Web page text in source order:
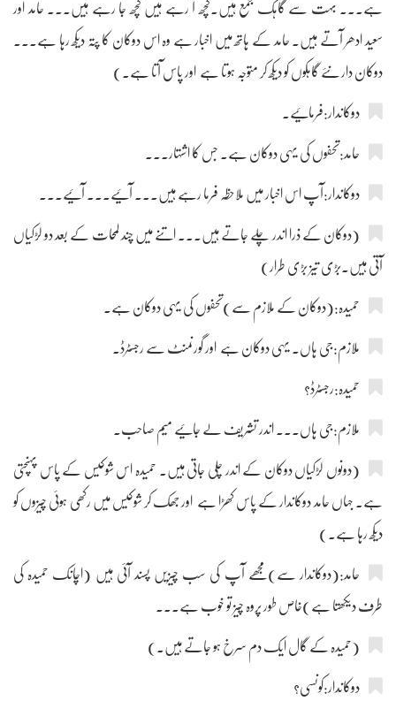
ہے۔۔۔ بہت سے گاہک جمع ہیں۔کچھ آ رہے ہیں کچھ جا رہے ہیں۔۔۔ حامد اور
سعید ادھر آتے ہیں۔ حامد کے ہاتھ میں اخبار ہے وہ اس دوکان کا پتہ دیکھ رہا ہے۔۔۔
دوکان دار نئے گاہکوں کو دیکھ کر متوجہ ہوتا ہے اور پاس آتا ہے۔)
دوکاندار:فرمائیے۔
حامد:تحفوں کی یہی دوکان ہے۔ جس کا اشتہار۔۔۔
دوکاندار:آپ اس اخبار میں ملاحظہ فرما رہے ہیں۔۔۔ آئیے۔۔۔ آئیے۔۔۔
(دوکان کے ذرا اندر چلے جاتے ہیں۔۔۔ اتنے میں چند لمحات کے بعد دو لڑکیاں
آتی ہیں۔بڑی تیز بڑی طرار)
حمیدہ:(دوکان کے ملازم سے)تحفوں کی یہی دوکان ہے۔
ملازم:جی ہاں۔ یہی دوکان ہے اور گورنمنٹ سے رجسٹرڈ۔
حمیدہ:رجسٹرڈ؟
ملازم:جی ہاں۔۔۔ اندر تشریف لے جائیے میم صاحب۔
(دونوں لڑکیاں دوکان کے اندر چلی جاتی ہیں۔ حمیدہ اس شوکیس کے پاس پہنچتی
ہے۔ جہاں حامد دوکاندار کے پاس کھڑا ہے اور جھک کر شوکیس میں رکھی ہوئی چیزوں کو
دیکھ رہا ہے۔)
حامد:(دوکاندار سے)مجھے آپ کی سب چیزیں پسند آئی ہیں (اچانک حمیدہ کی
طرف دیکھتا ہے)خاص طور پروہ چیز تو خوب ہے۔۔۔
(حمیدہ کے گال ایک دم سرخ ہو جاتے ہیں۔)
دوکاندار:کونسی؟